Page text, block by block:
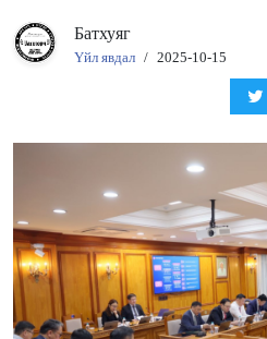
Батхуяг
Үйл явдал / 2025-10-15